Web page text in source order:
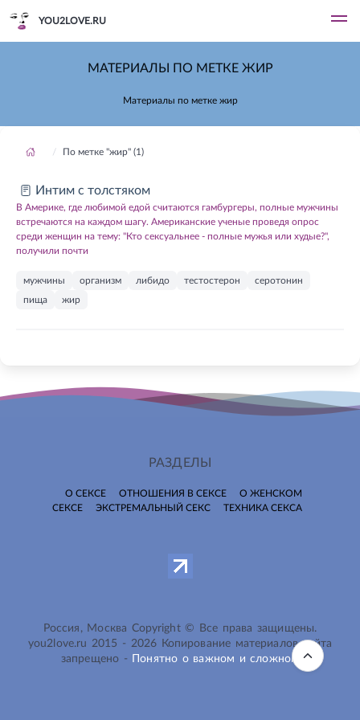
YOU2LOVE.RU
МАТЕРИАЛЫ ПО МЕТКЕ ЖИР
Материалы по метке жир
По метке "жир" (1)
Интим с толстяком
В Америке, где любимой едой считаются гамбургеры, полные мужчины
встречаются на каждом шагу. Американские ученые проведя опрос
среди женщин на тему: "Кто сексуальнее - полные мужья или худые?",
получили почти
мужчины организм либидо тестостерон
серотонин
пища
жир
РАЗДЕЛЫ
О СЕКСЕ ОТНОШЕНИЯ В СЕКСЕ
О ЖЕНСКОМ
СЕКСЕ
ЭКСТРЕМАЛЬНЫЙ СЕКС ТЕХНИКА СЕКСА
Россия, Москва Copyright © Все права защищены.
you2love.ru 2015 - 2026 Копирование материалов сайта
запрещено -
Понятно о важном и сложном